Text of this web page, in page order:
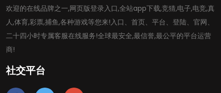
欢迎的在线品牌之一,网页版登录入口,全站app下载,竞猜,电子,电竞,真
人,体育,彩票,捕鱼,各种游戏等您来!入口、首页、平台、登陆、官网、
二十四小时专属客服在线服务!全球最安全,最信誉,最公平的平台运营
商!
社交平台